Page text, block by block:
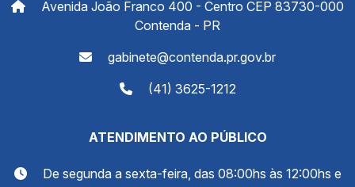
Avenida João Franco 400 - Centro CEP 83730-000
Contenda - PR
gabinete@contenda.pr.gov.br
(41) 3625-1212
ATENDIMENTO AO PÚBLICO
De segunda a sexta-feira, das 08:00hs às 12:00hs e